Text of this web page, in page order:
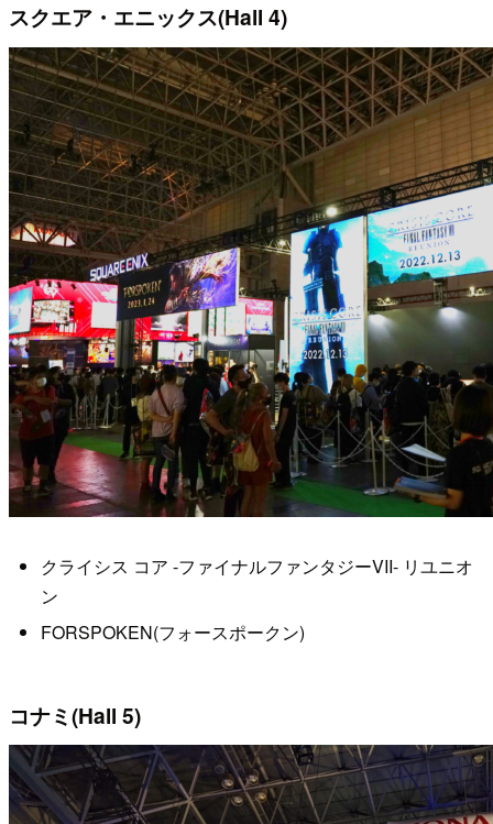
スクエア・エニックス(Hall 4)
クライシス コア -ファイナルファンタジーVII- リユニオ
ン
FORSPOKEN(フォースポークン)
コナミ(Hall 5)